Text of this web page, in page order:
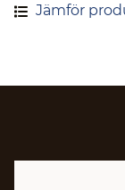
Jämför